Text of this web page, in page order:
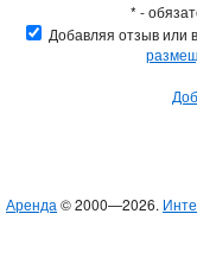
* -
Добавляя отзыв или
Аренда © 2000—2026.